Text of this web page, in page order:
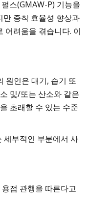
스(GMAW-P) 기능을
만 증착 효율성 향상과
어려움을 겪습니다. 이
원인은 대기, 습기 또
및/또는 산소와 같은
초래할 수 있는 수준
세부적인 부분에서 사
접 관행을 따른다고